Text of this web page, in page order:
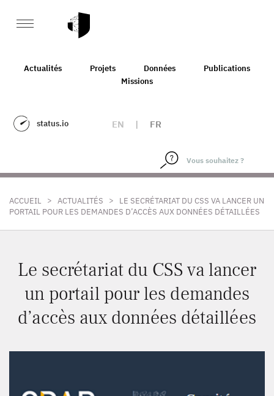
Actualités Projets Données
Publications
Missions
status.io EN | FR
ACCUEIL > ACTUALITÉS >
LE SECRÉTARIAT DU CSS VA LANCER UN
PORTAIL POUR LES DEMANDES D’ACCÈS AUX DONNÉES DÉTAILLÉES
Le secrétariat du CSS va lancer
un portail pour les demandes
d’accès aux données détaillées